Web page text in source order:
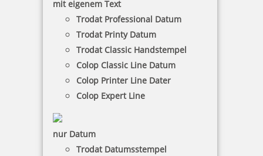
mit eigenem Text
Trodat Professional Datum
Trodat Printy Datum
Trodat Classic Handstempel
Colop Classic Line Datum
Colop Printer Line Dater
Colop Expert Line
nur Datum
Trodat Datumsstempel
Ostern